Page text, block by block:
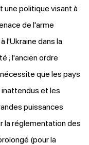
une politique visant à
de l'arme
l'Ukraine dans la
; l'ancien ordre
que les pays
et les
puissances
la réglementation des
(pour la